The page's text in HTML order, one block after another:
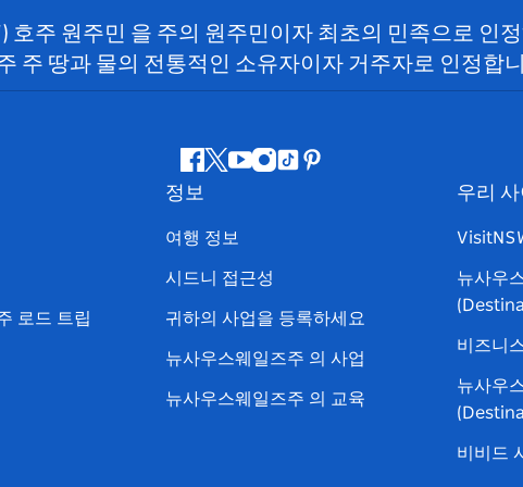
주 원주민 을 주의 원주민이자 최초의 민족으로 인
주 땅과 물의 전통적인 소유자이자 거주자로 인정합
페
이
북
지
다
유 인
램
틱
핀
로드 트립
정보
여행 정보
시드니 접근성
귀하의 사업을 등록하세요
뉴사우스웨일즈주 의 사업
뉴사우스웨일즈주 의 교육
우리
뉴사우
비즈니
뉴사우
비비드